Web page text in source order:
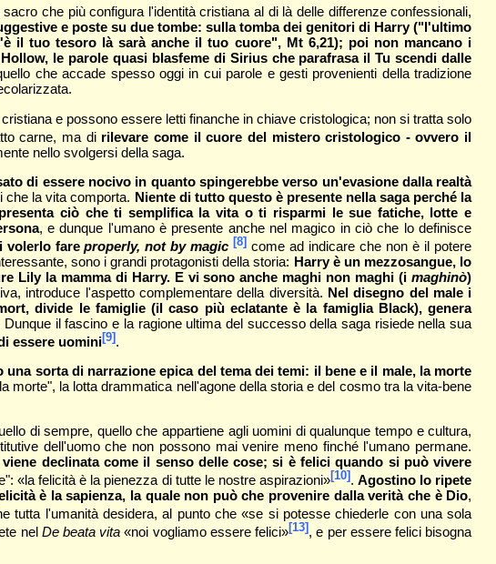
che più configura l'identità cristiana al di là delle differenze confessionali,
e poste su due tombe: sulla tomba dei genitori di Harry ("l'ultimo
il tuo tesoro là sarà anche il tuo cuore", Mt 6,21); poi non mancano i
le parole quasi blasfeme di Sirius che parafrasa il Tu scendi dalle
che accade spesso oggi in cui parole e gesti provenienti della tradizione
e possono essere letti finanche in chiave cristologica; non si tratta solo
carne, ma di rilevare come il cuore del mistero cristologico - ovvero il
nello svolgersi della saga.
di essere nocivo in quanto spingerebbe verso un'evasione dalla realtà
che la vita comporta. Niente di tutto questo è presente nella saga perché la
ciò che ti semplifica la vita o ti risparmi le sue fatiche, lotte e
, e dunque l'umano è presente anche nel magico in ciò che lo definisce
volerlo fareproperly, not by magic [8] come ad indicare che non è il potere
sono i grandi protagonisti della storia: Harry è un mezzosangue, lo
Lily la mamma di Harry. E vi sono anche maghi non maghi (imaghinò)
introduce l'aspetto complementare della diversità. Nel disegno del male i
divide le famiglie (il caso più eclatante è la famiglia Black), genera
il fascino e la ragione ultima del successo della saga risiede nella sua
essere uomini[9].
sorta di narrazione epica del tema dei temi: il bene e il male, la morte
morte", la lotta drammatica nell'agone della storia e del cosmo tra la vita-bene
di sempre, quello che appartiene agli uomini di qualunque tempo e cultura,
dell'uomo che non possono mai venire meno finché l'umano permane.
declinata come il senso delle cose; si è felici quando si può vivere
«la felicità è la pienezza di tutte le nostre aspirazioni»[10]. Agostino lo ripete
è la sapienza, la quale non può che provenire dalla verità che è Dio,
tutta l'umanità desidera, al punto che «se si potesse chiederle con una sola
nel De beata vita «noi vogliamo essere felici»[13] , e per essere felici bisogna